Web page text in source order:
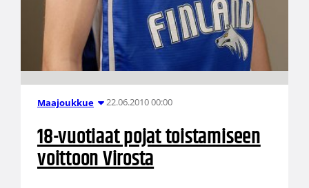
Maajoukkue 22.06.2010 00:00
18-vuotiaat pojat toistamiseen
voittoon Virosta